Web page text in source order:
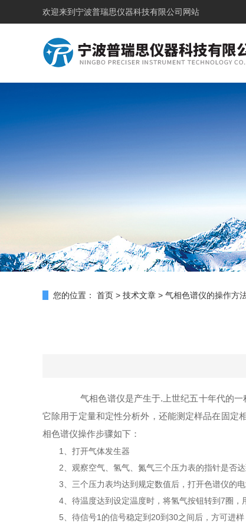
欢迎来到 宁波普瑞思仪器科技有限公司网站
您的位置： 首页 > 技术文章 > 气相色谱仪的操作方
气相色谱仪是产生于.上世纪五十年代的一种
它除用于定量和定性分析外，还能测定样品在固定
相色谱仪操作步骤如下：
1、打开气体发生器
2、观察空气、氢气、氮气三个压力表的指针是否达
3、三个压力表均达到规定数值后，打开色谱仪的电
4、待温度达到设定温度时，将氢气按钮转到7圈，
5、待信号1的信号稳定到20到30之间后，方可进样